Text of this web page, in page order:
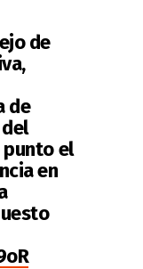
de
de
punto el
en